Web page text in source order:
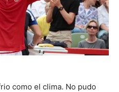
como el clima. No pudo